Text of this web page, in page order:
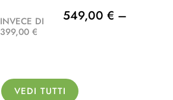
INVECE DI
399,00 €
549,00 € –
VEDI TUTTI